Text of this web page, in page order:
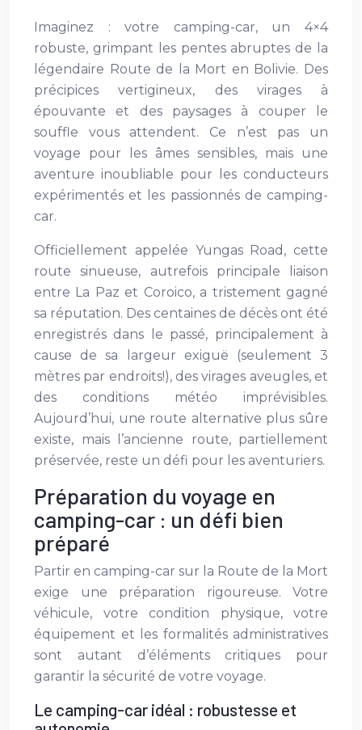
Imaginez : votre camping-car, un 4×4
robuste, grimpant les pentes abruptes de la
légendaire Route de la Mort en Bolivie. Des
précipices vertigineux, des virages à
épouvante et des paysages à couper le
souffle vous attendent. Ce n’est pas un
voyage pour les âmes sensibles, mais une
aventure inoubliable pour les conducteurs
expérimentés et les passionnés de camping-
car.
Officiellement appelée Yungas Road, cette
route sinueuse, autrefois principale liaison
entre La Paz et Coroico, a tristement gagné
sa réputation. Des centaines de décès ont été
enregistrés dans le passé, principalement à
cause de sa largeur exiguë (seulement 3
mètres par endroits!), des virages aveugles, et
des conditions météo imprévisibles.
Aujourd’hui, une route alternative plus sûre
existe, mais l’ancienne route, partiellement
préservée, reste un défi pour les aventuriers.
Préparation du voyage en
camping-car : un défi bien
préparé
Partir en camping-car sur la Route de la Mort
exige une préparation rigoureuse. Votre
véhicule, votre condition physique, votre
équipement et les formalités administratives
sont autant d’éléments critiques pour
garantir la sécurité de votre voyage.
Le camping-car idéal : robustesse et